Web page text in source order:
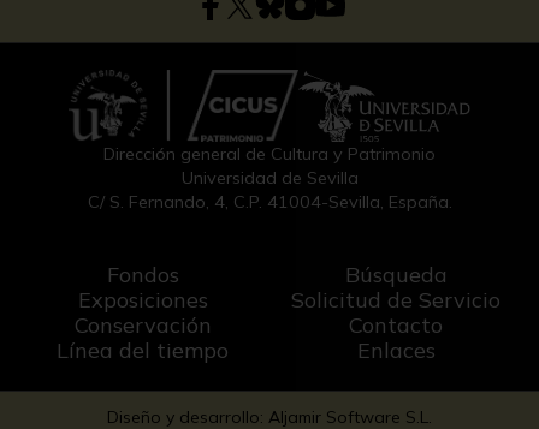
Dirección general de Cultura y Patrimonio
Universidad de Sevilla
C/ S. Fernando, 4, C.P. 41004-Sevilla, España.
Fondos
Exposiciones
Conservación
Línea del tiempo
Búsqueda
Solicitud de Servicio
Contacto
Enlaces
Diseño y desarrollo: Aljamir Software S.L.